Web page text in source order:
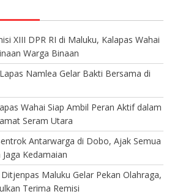
XIII DPR RI di Maluku, Kalapas Wahai
Warga Binaan
Namlea Gelar Bakti Bersama di
Wahai Siap Ambil Peran Aktif dalam
Seram Utara
Antarwarga di Dobo, Ajak Semua
Kedamaian
Maluku Gelar Pekan Olahraga,
Terima Remisi